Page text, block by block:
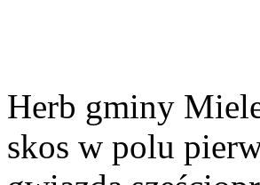
Herb gminy
skos w polu